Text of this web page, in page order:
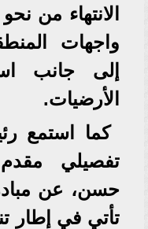
إلى جانب
الأرضيات.
كما استمع
تفصيلي
حسن، عن
تأتي في إطار